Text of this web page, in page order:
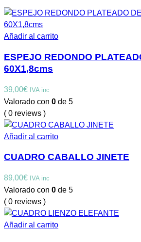
Añadir al carrito
ESPEJO REDONDO
60X1,8cms
39,00€ IVA inc
Valorado con 0 de 5
( 0 reviews )
Añadir al carrito
CUADRO CABALLO JINETE
89,00€ IVA inc
Valorado con 0 de 5
( 0 reviews )
Añadir al carrito